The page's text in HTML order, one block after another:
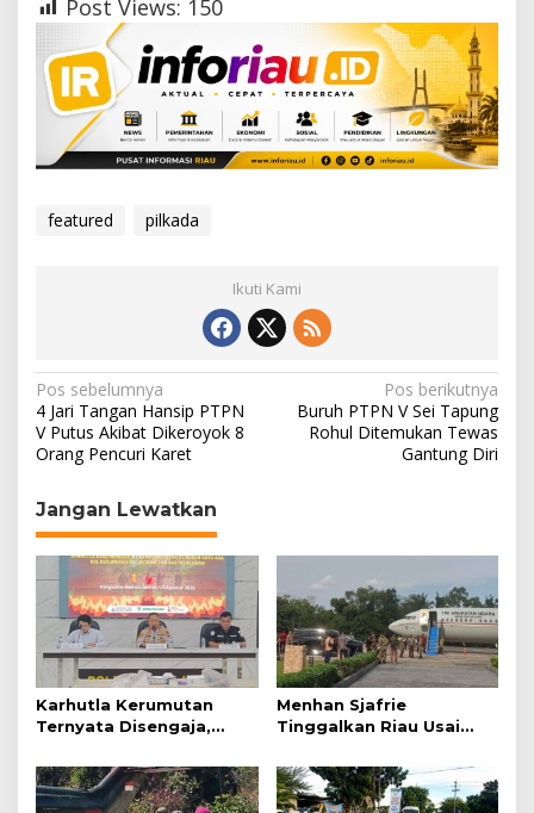
Post Views: 150
featured pilkada
Ikuti Kami
N
a
v
i
g
a
p
o
s
Pos sebelumnya
4 Jari Tangan Hansip PTPN
V Putus Akibat Dikeroyok 8
Orang Pencuri Karet
Pos berikutnya
Buruh ‎PTPN V Sei Tapung
Rohul Ditemukan Tewas
Gantung Diri
Jangan Lewatkan
Karhutla Kerumutan
Ternyata Disengaja,
Pembakar Lahan
Menhan Sjafrie
Tinggalkan Riau Usai
Wilayah Kodam
XIX/Tuanku Tambusai